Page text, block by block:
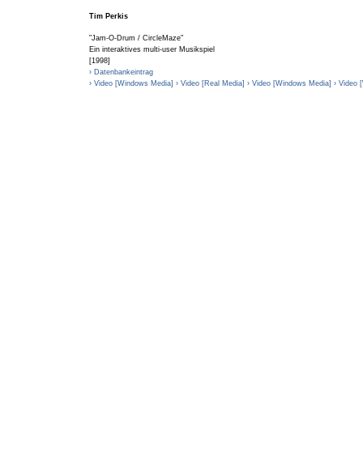
Tim Perkis
"Jam-O-Drum / CircleMaze"
Ein interaktives multi-user Musikspiel
[1998]
› Datenbankeintrag
› Video [Windows Media] › Video [Real Media] › Video [Windows Media] › Video